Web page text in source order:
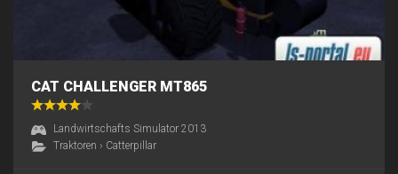
CAT CHALLENGER MT865
Landwirtschafts Simulator 2013
Traktoren › Catterpillar